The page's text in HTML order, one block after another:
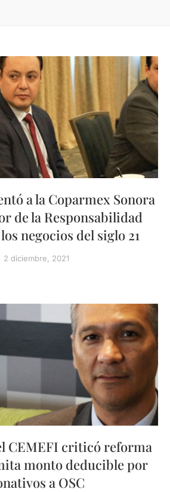
a la Coparmex Sonora
de la Responsabilidad
negocios del siglo 21
2 diciembre, 2021
CEMEFI criticó reforma
monto deducible por
a OSC